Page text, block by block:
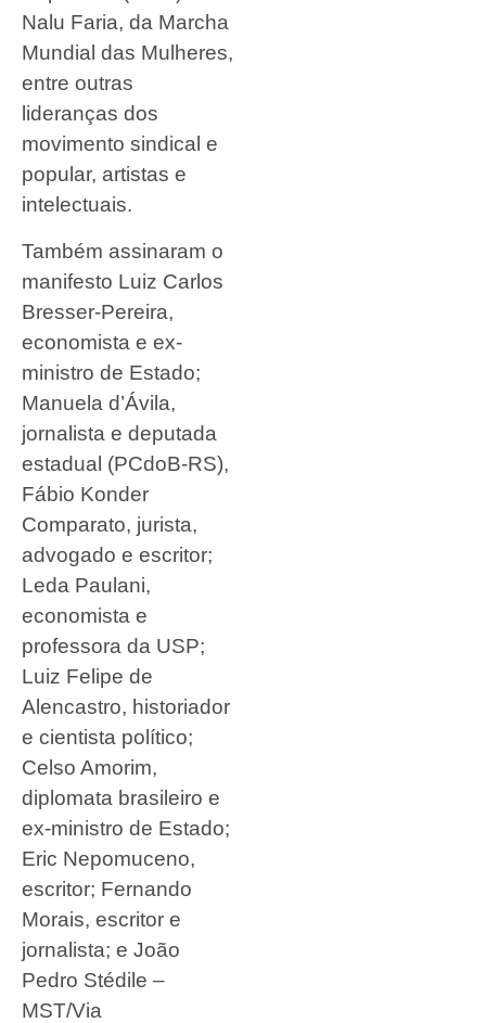
Nalu Faria, da Marcha
Mundial das Mulheres,
entre outras
lideranças dos
movimento sindical e
popular, artistas e
intelectuais.
Também assinaram o
manifesto Luiz Carlos
Bresser-Pereira,
economista e ex-
ministro de Estado;
Manuela d’Ávila,
jornalista e deputada
estadual (PCdoB-RS),
Fábio Konder
Comparato, jurista,
advogado e escritor;
Leda Paulani,
economista e
professora da USP;
Luiz Felipe de
Alencastro, historiador
e cientista político;
Celso Amorim,
diplomata brasileiro e
ex-ministro de Estado;
Eric Nepomuceno,
escritor; Fernando
Morais, escritor e
jornalista; e João
Pedro Stédile –
MST/Via